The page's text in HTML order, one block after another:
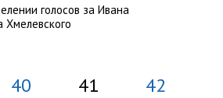
голосов за Ивана
40 41 42